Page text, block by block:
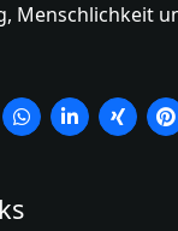
Menschlichkeit